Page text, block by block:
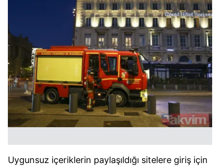
Uygunsuz içeriklerin paylaşıldığı sitelere giriş için